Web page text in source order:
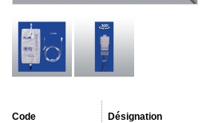
Code Désignation